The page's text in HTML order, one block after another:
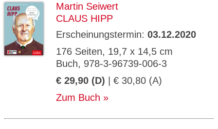
Martin Seiwert
CLAUS HIPP
Erscheinungstermin: 03.12.2020
176 Seiten, 19,7 x 14,5 cm
Buch, 978-3-96739-006-3
€ 29,90 (D) | € 30,80 (A)
Zum Buch